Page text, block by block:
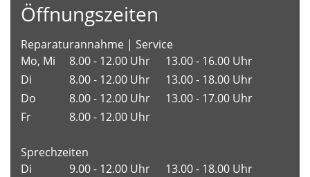
Öffnungszeiten
Reparaturannahme | Service
Mo, Mi
8.00 - 12.00 Uhr
13.00 - 16.00 Uhr
Di
8.00 - 12.00 Uhr
13.00 - 18.00 Uhr
Do
8.00 - 12.00 Uhr
13.00 - 17.00 Uhr
Fr
8.00 - 12.00 Uhr
Sprechzeiten
Di
9.00 - 12.00 Uhr
13.00 - 18.00 Uhr